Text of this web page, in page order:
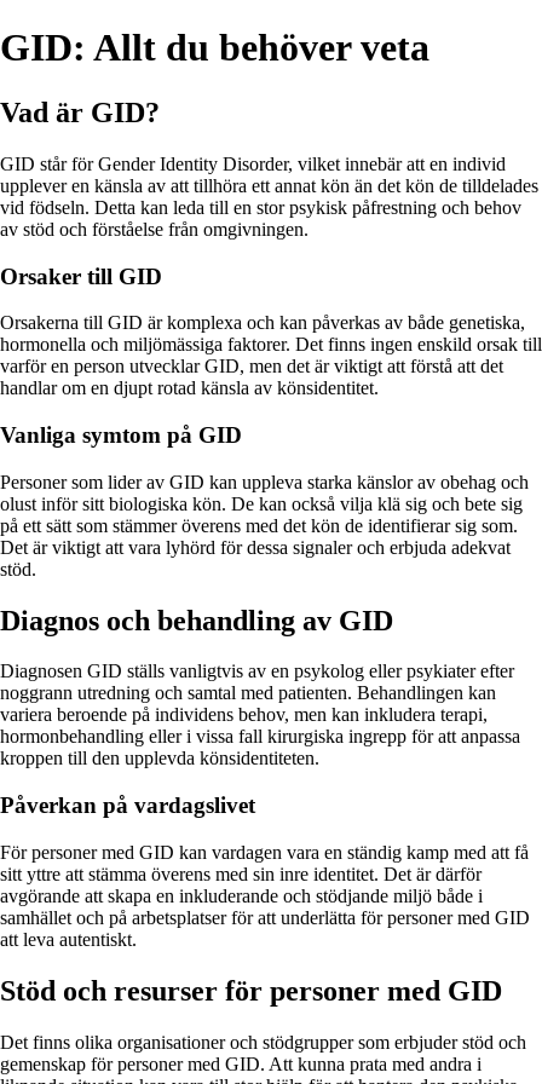
GID: Allt du behöver veta
Vad är GID?
GID står för Gender Identity Disorder, vilket innebär att en individ
upplever en känsla av att tillhöra ett annat kön än det kön de tilldelades
vid födseln. Detta kan leda till en stor psykisk påfrestning och behov
av stöd och förståelse från omgivningen.
Orsaker till GID
Orsakerna till GID är komplexa och kan påverkas av både genetiska,
hormonella och miljömässiga faktorer. Det finns ingen enskild orsak till
varför en person utvecklar GID, men det är viktigt att förstå att det
handlar om en djupt rotad känsla av könsidentitet.
Vanliga symtom på GID
Personer som lider av GID kan uppleva starka känslor av obehag och
olust inför sitt biologiska kön. De kan också vilja klä sig och bete sig
på ett sätt som stämmer överens med det kön de identifierar sig som.
Det är viktigt att vara lyhörd för dessa signaler och erbjuda adekvat
stöd.
Diagnos och behandling av GID
Diagnosen GID ställs vanligtvis av en psykolog eller psykiater efter
noggrann utredning och samtal med patienten. Behandlingen kan
variera beroende på individens behov, men kan inkludera terapi,
hormonbehandling eller i vissa fall kirurgiska ingrepp för att anpassa
kroppen till den upplevda könsidentiteten.
Påverkan på vardagslivet
För personer med GID kan vardagen vara en ständig kamp med att få
sitt yttre att stämma överens med sin inre identitet. Det är därför
avgörande att skapa en inkluderande och stödjande miljö både i
samhället och på arbetsplatser för att underlätta för personer med GID
att leva autentiskt.
Stöd och resurser för personer med GID
Det finns olika organisationer och stödgrupper som erbjuder stöd och
gemenskap för personer med GID. Att kunna prata med andra i